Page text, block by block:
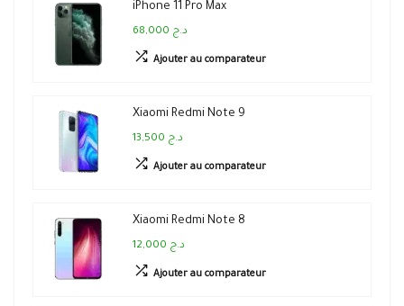
iPhone 11 Pro Max
68,000 د.ج
Ajouter au comparateur
Xiaomi Redmi Note 9
13,500 د.ج
Ajouter au comparateur
Xiaomi Redmi Note 8
12,000 د.ج
Ajouter au comparateur